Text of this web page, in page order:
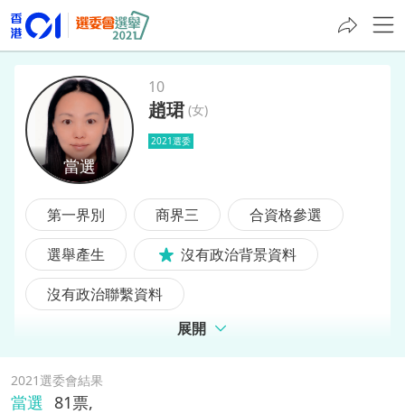
趙珺
10
趙珺 (女)
2021選委
第一界別 商界三
合資格參選
選舉產生
沒有政治背景資料
沒有政治聯繫資料
展開
2021選委會結果
當選 81票,